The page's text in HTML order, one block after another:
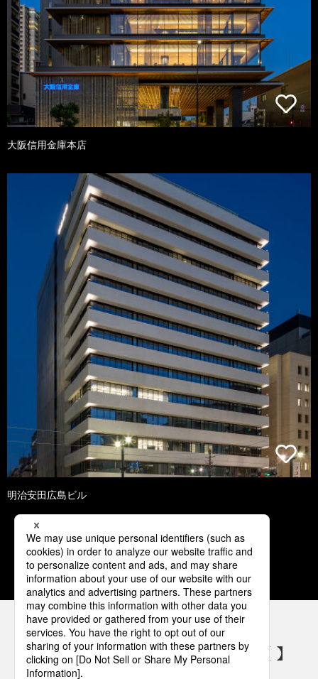
大阪信用金庫本店
明治安田広島ビル
1 2 3 4 5
パナソニックの電気設備 SNSアカウント